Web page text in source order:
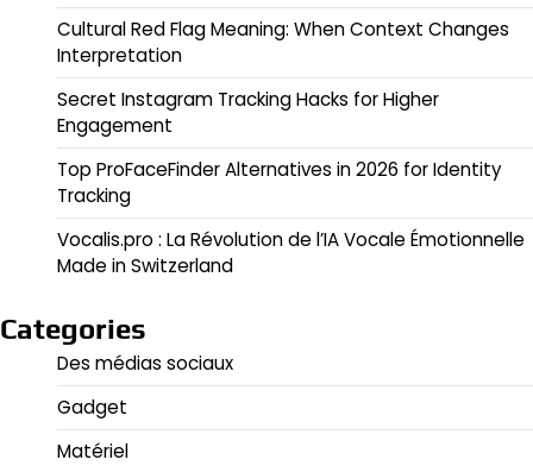
Cultural Red Flag Meaning: When Context Changes
Interpretation
Secret Instagram Tracking Hacks for Higher
Engagement
Top ProFaceFinder Alternatives in 2026 for Identity
Tracking
Vocalis.pro : La Révolution de l’IA Vocale Émotionnelle
Made in Switzerland
Categories
Des médias sociaux
Gadget
Matériel